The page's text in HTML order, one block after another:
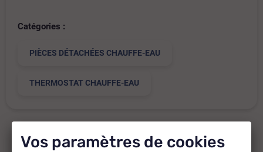
Catégories :
PIÈCES DÉTACHÉES CHAUFFE-EAU
THERMOSTAT CHAUFFE-EAU
Vos paramètres de cookies